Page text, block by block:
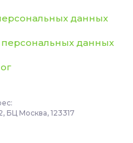
данных
персональных данных
БЦ Москва, 123317